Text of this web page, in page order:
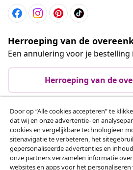
Herroeping van de
Een annulering voor je bestelling
Herroeping van de
Klantenservice
Zakelijk
Door op “Alle cookies accepteren” te
dat wij en onze advertentie- en
cookies en vergelijkbare technologieën
sitenavigatie te verbeteren, het
gepersonaliseerde advertenties en
onze partners verzamelen informatie
websites en apps voor het